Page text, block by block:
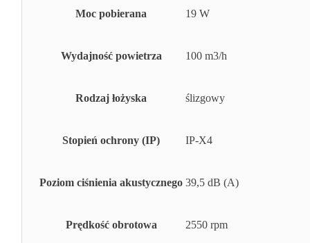
Moc pobierana 19 W
Wydajność powietrza 100 m3/h
Rodzaj łożyska ślizgowy
Stopień ochrony (IP) IP-X4
Poziom ciśnienia akustycznego 39,5 dB (A)
Prędkość obrotowa 2550 rpm